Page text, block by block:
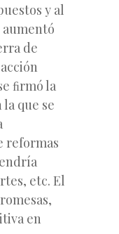
y al
de
ﬁrmó la
la que se
reformas
etc. El
en